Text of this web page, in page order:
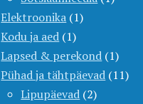
Elektroonika (1)
Kodu ja aed (1)
Lapsed & perekond (1)
Pühad ja tähtpäevad (11)
Lipupäevad (2)